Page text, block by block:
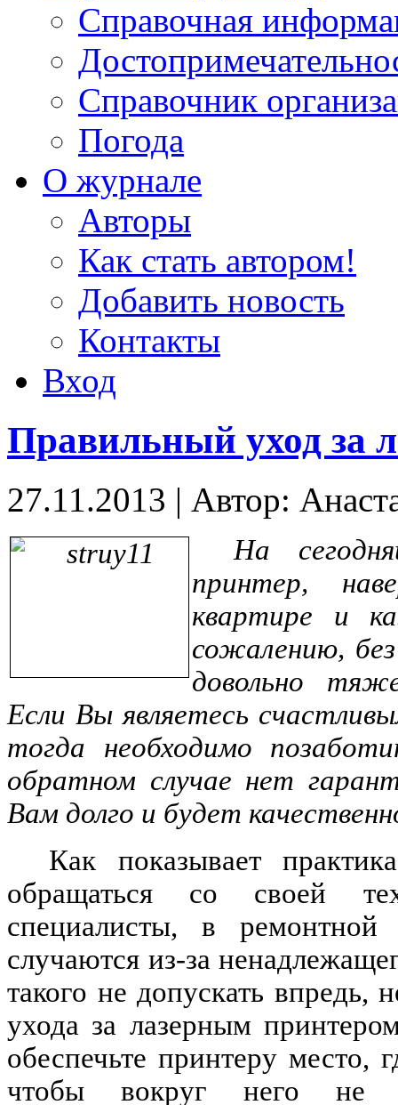
Справочная
Справочник
Погода
О журнале
Авторы
Как стать автором!
Добавить новость
Контакты
Вход
Правильный уход за
27.11.2013 | Автор:
На
принтер,
квартире и
сожалению,
довольно
Если Вы являетесь
тогда необходимо
обратном случае нет
Вам долго и будет
Как показывает
обращаться со своей
специалисты, в
случаются из-за
такого не допускать впредь,
ухода за лазерным
обеспечьте принтеру место,
чтобы вокруг него не